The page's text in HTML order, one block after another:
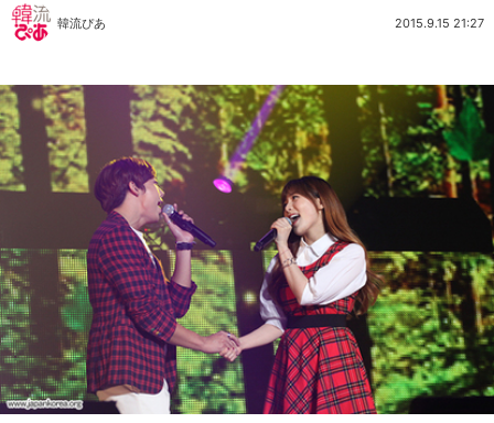
韓流ぴあ 2015.9.15 21:27